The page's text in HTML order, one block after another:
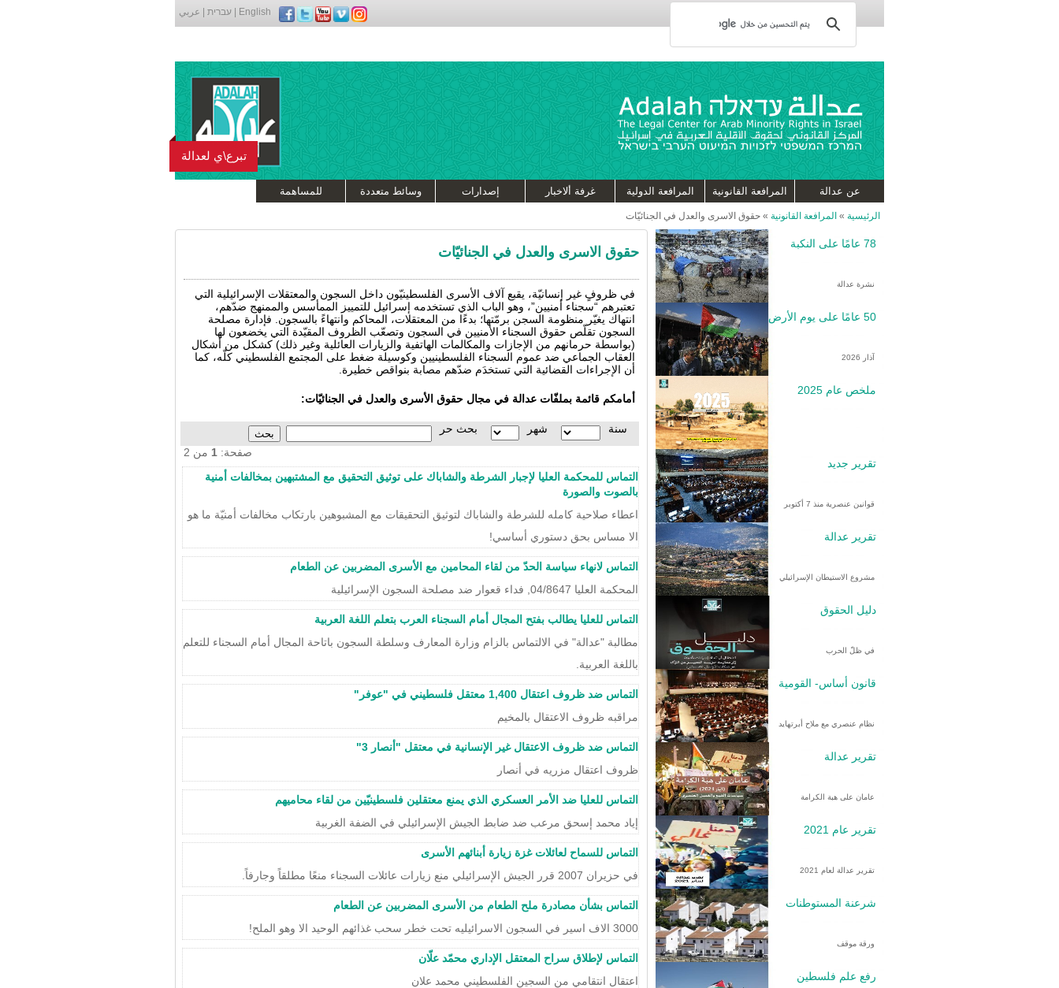
English עברית عربي
عن عدالة المرافعة القانونية المرافعة الدولية غرفة ألاخبار إصدارات وسائط متعددة للمساهمة
تبرع\ي لعدالة
الرئيسية » المرافعة القانونية » حقوق الاسرى والعدل في الجنائيّات
78 عامًا على النكبة
نشرة عدالة
50 عامًا على يوم الأرض
آذار 2026
ملخص عام 2025
تقرير جديد
قوانين عنصرية منذ 7 أكتوبر
تقرير عدالة
مشروع الاستيطان الإسرائيلي
دليل الحقوق
في ظلّ الحرب
قانون أساس- القومية
نظام عنصري مع ملاح أبرتهايد
تقرير عدالة
عامان على هبة الكرامة
تقرير عام 2021
تقرير عدالة لعام 2021
شرعنة المستوطنات
ورقة موقف
رفع علم فلسطين
حقوق الاسرى والعدل في الجنائيّات
في ظروفٍ غير إنسانيّة، يقبع آلاف الأسرى الفلسطينيّون داخل السجون والمعتقلات الإسرائيلية التي
تعتبرهم “سجناء أمنيين”، وهو الباب الذي تستخدمه إسرائيل للتمييز الممأسس والممنهج ضدّهم،
انتهاك يغيّر منظومة السجن برمّتها؛ بدءًا من المعتقلات، المحاكم وانتهاءً بالسجون. فإدارة مصلحة
السجون تقلّص حقوق السجناء الأمنيين في السجون وتصعّب الظروف المقيّدة التي يخضعون لها
(بواسطة حرمانهم من الإجازات والمكالمات الهاتفية والزيارات العائلية وغير ذلك) كشكل من أشكال
العقاب الجماعي ضد عموم السجناء الفلسطينيين وكوسيلة ضغط على المجتمع الفلسطيني كلّه، كما
أن الإجراءات القضائية التي تستخدَم ضدّهم مصابة بنواقص خطيرة.
أمامكم قائمة بملفّات عدالة في مجال حقوق الأسرى والعدل في الجنائيّات:
سنة شهر
بحث حر
صفحة: 1 من 2
التماس للمحكمة العليا لإجبار الشرطة والشاباك على توثيق التحقيق مع المشتبهين بمخالفات أمنية
بالصوت والصورة
اعطاء صلاحية كامله للشرطة والشاباك لتوثيق التحقيقات مع المشبوهين بارتكاب مخالفات أمنيّة ما هو
الا مساس بحق دستوري أساسي!
التماس لانهاء سياسة الحدّ من لقاء المحامين مع الأسرى المضربين عن الطعام
المحكمة العليا 04/8647, فداء قعوار ضد مصلحة السجون الإسرائيلية
التماس للعليا يطالب بفتح المجال أمام السجناء العرب بتعلم اللغة العربية
مطالبة "عدالة" في الالتماس بالزام وزارة المعارف وسلطة السجون باتاحة المجال أمام السجناء للتعلم
باللغة العربية.
التماس ضد ظروف اعتقال 1,400 معتقل فلسطيني في "عوفر"
مراقبه ظروف الاعتقال بالمخيم
التماس ضد ظروف الاعتقال غير الإنسانية في معتقل "أنصار 3"
ظروف اعتقال مزريه في أنصار
التماس للعليا ضد الأمر العسكري الذي يمنع معتقلين فلسطينيّين من لقاء محاميهم
إياد محمد إسحق مرعب ضد ضابط الجيش الإسرائيلي في الضفة الغربية
التماس للسماح لعائلات غزة زيارة أبنائهم الأسرى
في حزيران 2007 قرر الجيش الإسرائيلي منع زيارات عائلات السجناء منعًا مطلقاً وجارفاً.
التماس بشأن مصادرة ملح الطعام من الأسرى المضربين عن الطعام
3000 الاف اسير في السجون الاسرائيليه تحت خطر سحب غذائهم الوحيد الا وهو الملح!
التماس لإطلاق سراح المعتقل الإداري محمّد علّان
اعتقال انتقامي من السجين الفلسطيني محمد علان